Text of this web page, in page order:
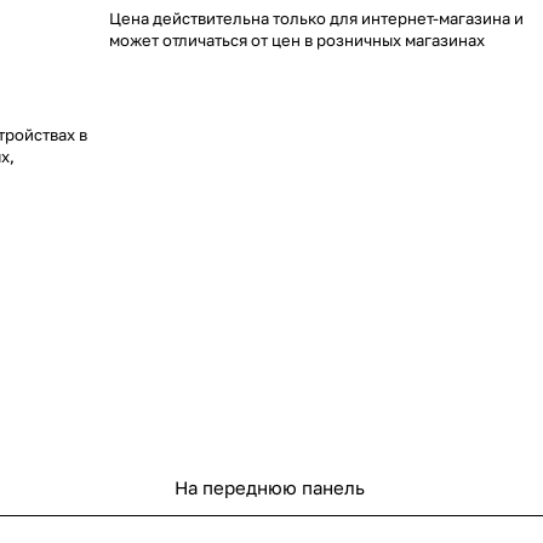
в
для
по
Цена действительна только для интернет-магазина и
может отличаться от цен в розничных магазинах
На переднюю панель